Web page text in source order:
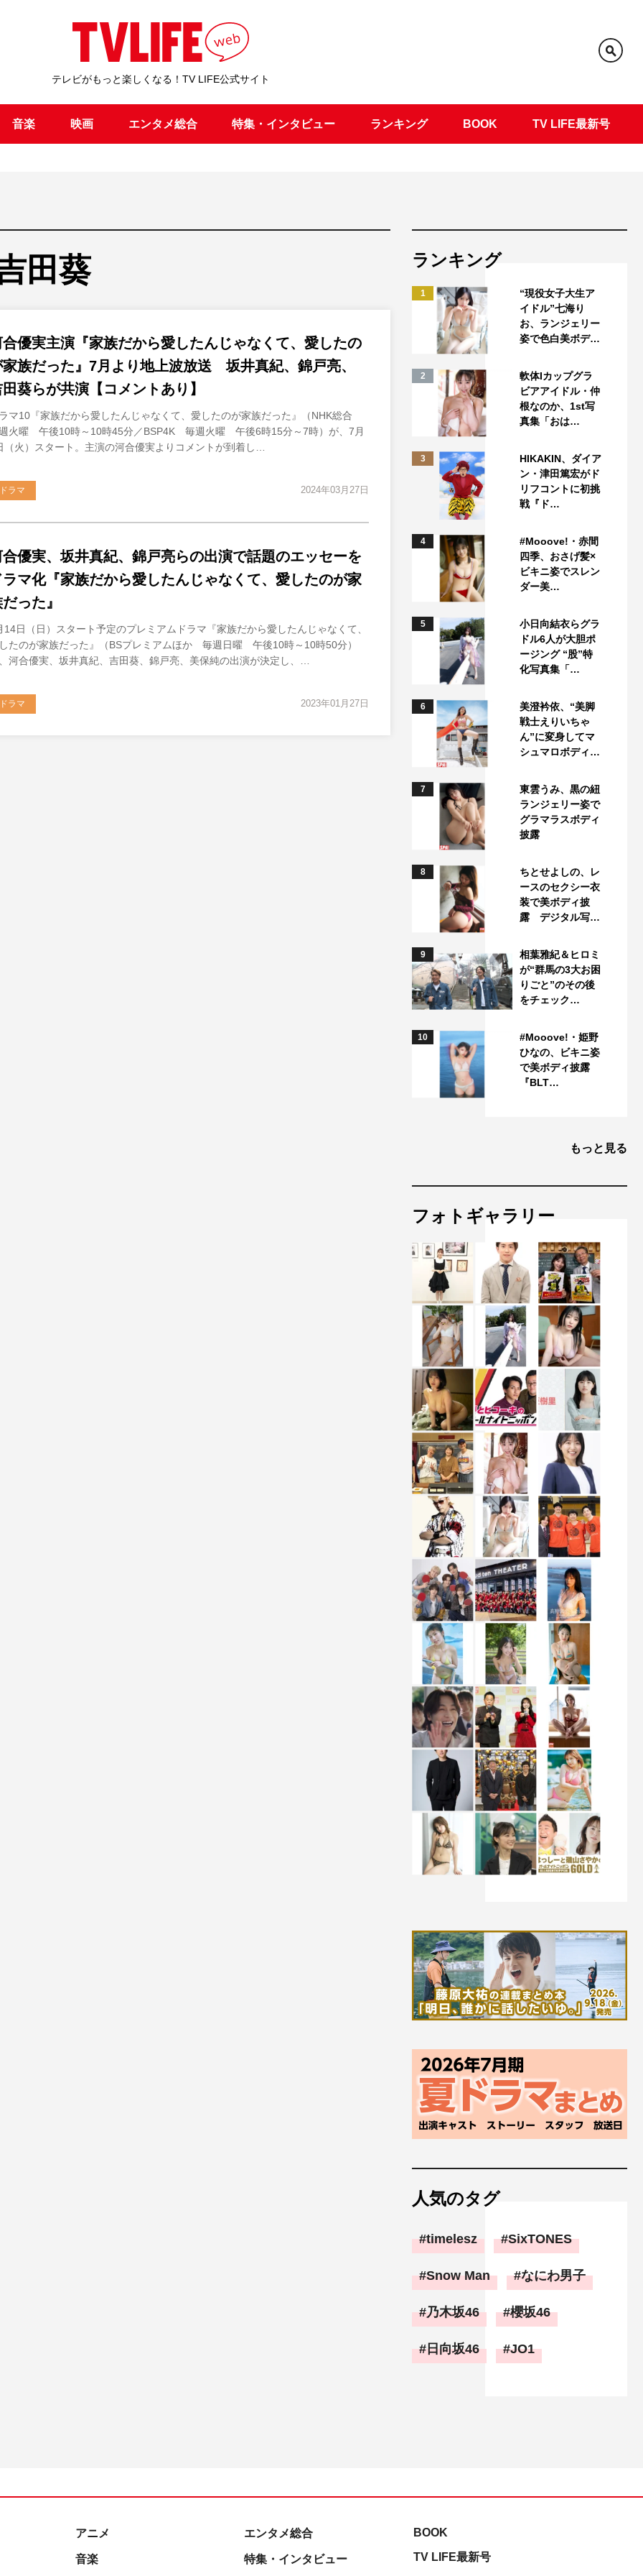
テレビがもっと楽しくなる！TV LIFE公式サイト
音楽 映画 エンタメ総合 特集・インタビュー ランキング BOOK TV LIFE最新号
田葵
合優実主演『家族だから愛したんじゃなくて、愛したの
家族だった』7月より地上波放送 坂井真紀、錦戸亮、
葵らが共演【コメントあり】
マ10『家族だから愛したんじゃなくて、愛したのが家族だった』（NHK総合
火曜 午後10時～10時45分／BSP4K 毎週火曜 午後6時15分～7時）が、7月
（火）スタート。主演の河合優実よりコメントが到着し…
2024年03月27日
ドラマ
合優実、坂井真紀、錦戸亮らの出演で話題のエッセーを
ラマ化『家族だから愛したんじゃなくて、愛したのが家
った』
14日（日）スタート予定のプレミアムドラマ『家族だから愛したんじゃなくて、
たのが家族だった』（BSプレミアムほか 毎週日曜 午後10時～10時50分）
河合優実、坂井真紀、吉田葵、錦戸亮、美保純の出演が決定し、…
2023年01月27日
ドラマ
ランキング
1
“現役女子大生ア
イドル”七海り
お、ランジェリー
姿で色白美ボデ…
2
軟体Iカップグラ
ビアアイドル・仲
根なのか、1st写
真集「おは…
3
HIKAKIN、ダイア
ン・津田篤宏がド
リフコントに初挑
戦『ド…
4
#Mooove!・赤間
四季、おさげ髪×
ビキニ姿でスレン
ダー美…
5
小日向結衣らグラ
ドル6人が大胆ポ
ージング “股”特
化写真集「…
6
美澄衿依、“美脚
戦士えりいちゃ
ん”に変身してマ
シュマロボディ…
7
東雲うみ、黒の紐
ランジェリー姿で
グラマラスボディ
披露
8
ちとせよしの、レ
ースのセクシー衣
装で美ボディ披
露 デジタル写…
9
相葉雅紀＆ヒロミ
が“群馬の3大お困
りごと”のその後
をチェック…
10
#Mooove!・姫野
ひなの、ビキニ姿
で美ボディ披露
『BLT…
もっと見る
フォトギャラリー
人気のタグ
timelesz SixTONES
Snow Man なにわ男子
乃木坂46 櫻坂46
日向坂46 JO1
アニメ
音楽
エンタメ総合
特集・インタビュー
BOOK
TV LIFE最新号